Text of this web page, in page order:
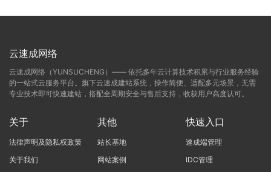
云速成网络
云速成网络（YUNSUCHENG）—— 依托多年云计算技术积累与行业服务经验
的一站式云服务平台。旗下云速成建站系统，操作简便、适配多元场景，无需
专业技术即可快速建站，搭配全周期安全与售后支持，收获用户高度认可。
关于
法律声明及隐私权政策
关于我们
其他
站长基地
网站案例
快速入口
速成端管理
IDC管理